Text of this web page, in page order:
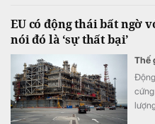
tìm,
EU có động thái bất ngờ
nói đó là ‘sự thất bại’
Thế